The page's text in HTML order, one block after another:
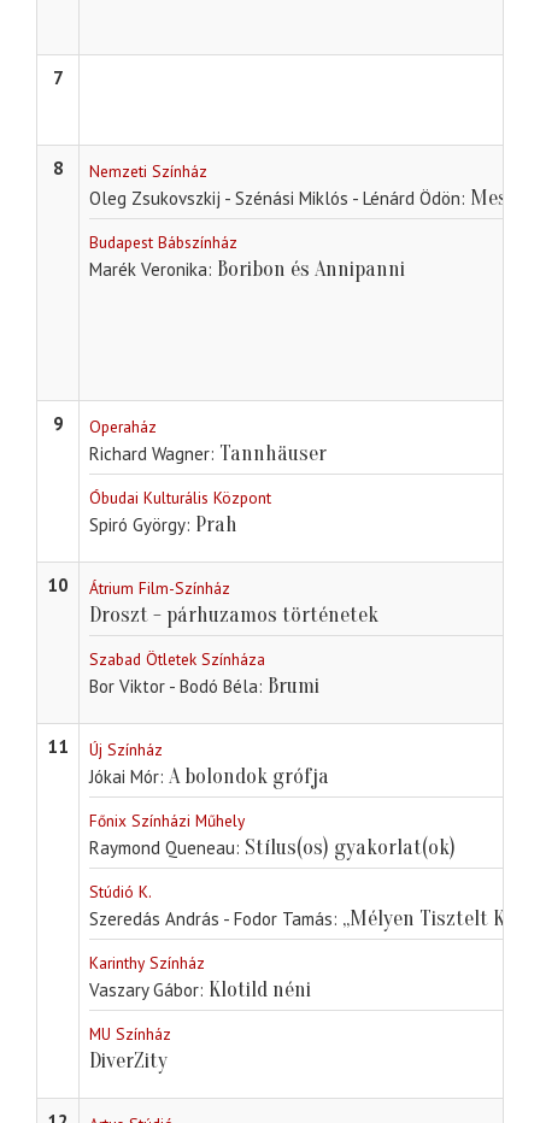
7
8 Nemzeti Színház
Oleg Zsukovszkij - Szénási Miklós - Lénárd Ödön Mesés
Budapest Bábszínház
Marék Veronika Boribon és Annipanni
9 Operaház
Richard Wagner Tannhäuser
Óbudai Kulturális Központ
Spiró György Prah
10 Átrium Film-Színház
Droszt - párhuzamos történetek
Szabad Ötletek Színháza
Bor Viktor - Bodó Béla Brumi
11 Új Színház
Jókai Mór A bolondok grófja
Főnix Színházi Műhely
Raymond Queneau Stílus(os) gyakorlat(ok)
Stúdió K.
Szeredás András - Fodor Tamás „Mélyen Tisztelt K!”
Karinthy Színház
Vaszary Gábor Klotild néni
MU Színház
DiverZity